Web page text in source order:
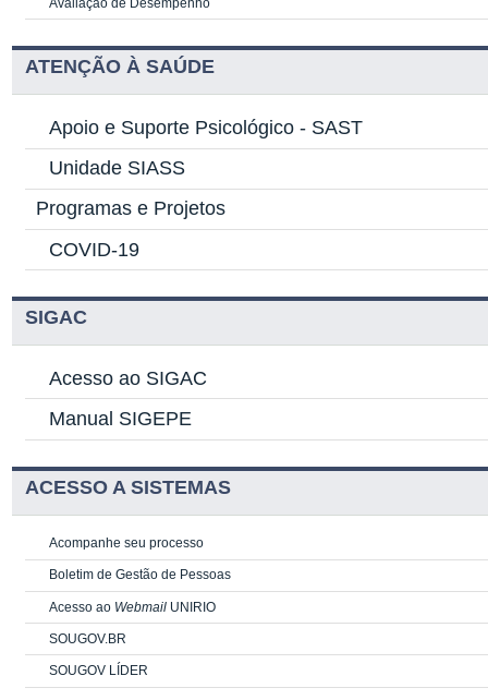
ATENÇÃO À SAÚDE
Apoio e Suporte Psicológico - SAST
Unidade SIASS
Programas e Projetos
COVID-19
SIGAC
Acesso ao SIGAC
Manual SIGEPE
ACESSO A SISTEMAS
Acompanhe seu processo
Boletim de Gestão de Pessoas
Acesso ao Webmail UNIRIO
SOUGOV.BR
SOUGOV LÍDER